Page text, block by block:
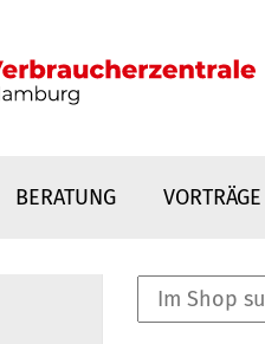
BERATUNG VORTRÄGE